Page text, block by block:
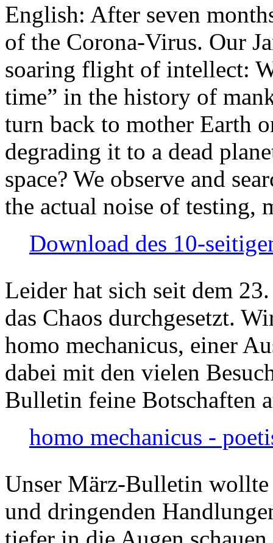
English: After seven
of the Corona-Virus. Our
soaring flight of intellect:
time” in the history of
turn back to mother Earth
degrading it to a dead
space? We observe and
the actual noise of testing,
Download des 10-
Leider hat sich seit dem
das Chaos durchgesetzt.
homo mechanicus, einer
dabei mit den vielen
Bulletin feine Botschaften
homo mechanicus -
Unser März-Bulletin
und dringenden